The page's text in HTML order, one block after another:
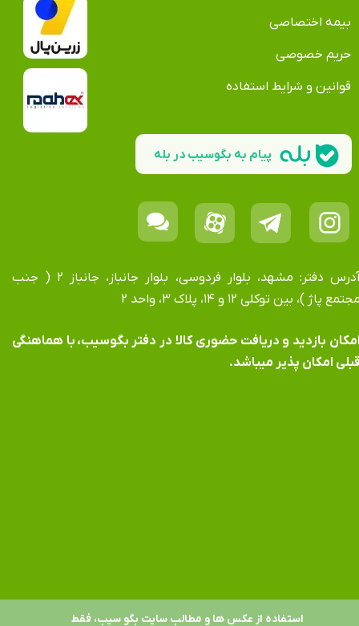
بیمه اختصاصی
حریم خصوصی
قوانین و شرایط استفاده
آدرس دفتر: مشهد، بلوار فردوسی، بلوار جانباز، جانباز ۲ ( جنب
پاژ )، بین توکلی ۱۲ و ۱۴، پلاک ۳، واحد ۲
بازدید و دریافت حضوری کالا در دفتر بگوسیب، با هماهنگی
امکان پذیر میباشد.
پیام به بگوسیب در بله
استفاده از عکس ها و مطالب سایت بگو سیب، فقط